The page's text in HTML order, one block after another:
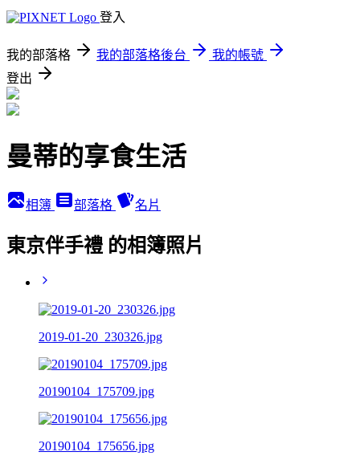
登入
我的部落格 我的部落格後台
我的帳號
登出
曼蒂的享食生活
相簿 部落格 名片
東京伴手禮 的相簿照片
2019-01-20_230326.jpg
20190104_175709.jpg
20190104_175656.jpg